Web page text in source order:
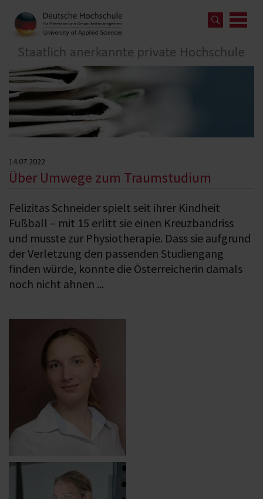
14.07.2022
Über Umwege zum Traumstudium
Felizitas Schneider spielt seit ihrer Kindheit
Fußball – mit 15 erlitt sie einen Kreuzbandriss
und musste zur Physiotherapie. Dass sie aufgrund
der Verletzung den passenden Studiengang
finden würde, konnte die Österreicherin damals
noch nicht ahnen ...